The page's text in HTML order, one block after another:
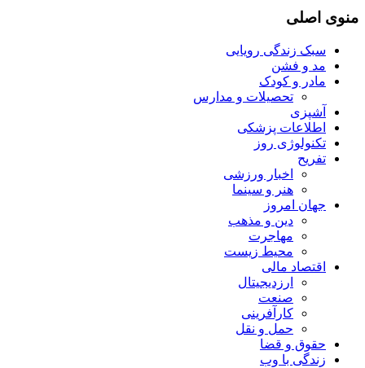
منوی اصلی
سبک زندگی رویایی
مد و فشن
مادر و کودک
تحصیلات و مدارس
آشپزی
اطلاعات پزشکی
تکنولوژی روز
تفریح
اخبار ورزشی
هنر و سینما
جهان امروز
دین و مذهب
مهاجرت
محیط زیست
اقتصاد مالی
ارزدیجیتال
صنعت
کارآفرینی
حمل و نقل
حقوق و قضا
زندگی با وب